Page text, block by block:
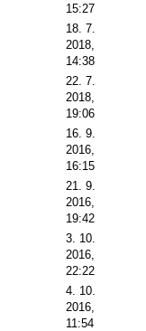
15:27
18. 7.
2018,
14:38
22. 7.
2018,
19:06
16. 9.
2016,
16:15
21. 9.
2016,
19:42
3. 10.
2016,
22:22
4. 10.
2016,
11:54